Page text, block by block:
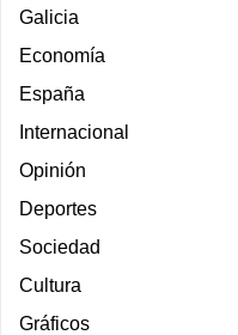
Galicia
Economía
España
Internacional
Opinión
Deportes
Sociedad
Cultura
Gráficos